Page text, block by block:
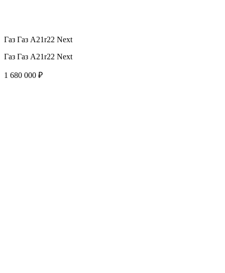
Газ Газ A21r22 Next
Газ Газ A21r22 Next
1 680 000 ₽